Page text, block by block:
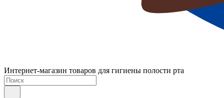
Интернет-магазин товаров для гигиены полости рта